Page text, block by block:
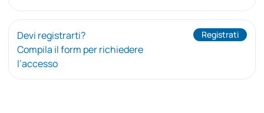
Devi registrarti?
Compila il form per richiedere
l’accesso
Registrati